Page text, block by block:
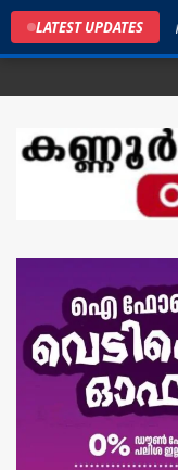
LATEST UPDATES
ജില്ലയിലെ